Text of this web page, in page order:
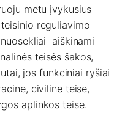
metu įvykusius
reguliavimo
aiškinami
teisės šakos,
jos funkciniai ryšiai
civiline teise,
aplinkos teise.